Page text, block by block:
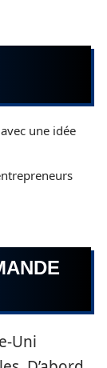
une idée
Uni